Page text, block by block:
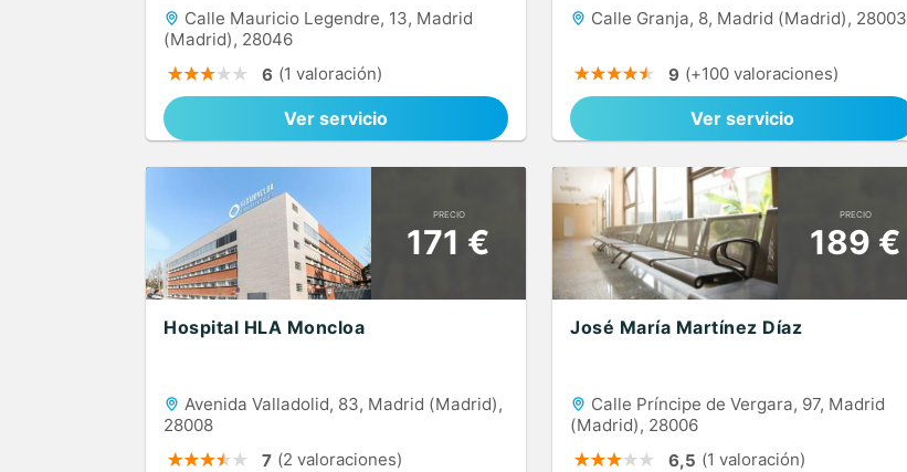
Calle Mauricio Legendre, 13, Madrid
(Madrid), 28046
6 (1 valoración)
Ver servicio
Calle Granja, 8, Madrid (Madrid), 28003
9 (+100 valoraciones)
Ver servicio
PRECIO
171 €
Hospital HLA Moncloa
Avenida Valladolid, 83, Madrid (Madrid),
28008
7 (2 valoraciones)
PRECIO
189 €
José María Martínez Díaz
Calle Príncipe de Vergara, 97, Madrid
(Madrid), 28006
6,5 (1 valoración)